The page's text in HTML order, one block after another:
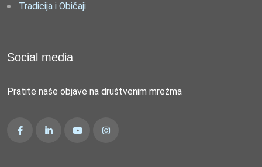
Tradicija i Običaji
Social media
Pratite naše objave na društvenim mrežma